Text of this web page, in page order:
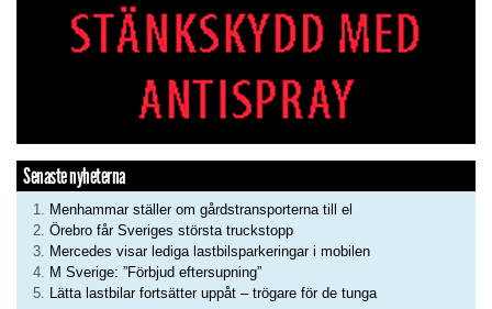
Senaste nyheterna
Menhammar ställer om gårdstransporterna till el
Örebro får Sveriges största truckstopp
Mercedes visar lediga lastbilsparkeringar i mobilen
M Sverige: ”Förbjud eftersupning”
Lätta lastbilar fortsätter uppåt – trögare för de tunga